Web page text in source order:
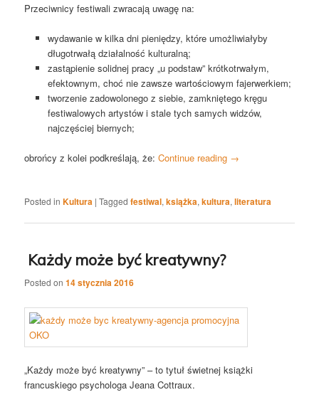
Przeciwnicy festiwali zwracają uwagę na:
wydawanie w kilka dni pieniędzy, które umożliwiałyby
długotrwałą działalność kulturalną;
zastąpienie solidnej pracy „u podstaw” krótkotrwałym,
efektownym, choć nie zawsze wartościowym fajerwerkiem;
tworzenie zadowolonego z siebie, zamkniętego kręgu
festiwalowych artystów i stale tych samych widzów,
najczęściej biernych;
obrońcy z kolei podkreślają, że:Continue reading →
Posted in Kultura |Tagged festiwal,książka,kultura,literatura
Każdy może być kreatywny?
Posted on14 stycznia 2016
„Każdy może być kreatywny” – to tytuł świetnej książki
francuskiego psychologa Jeana Cottraux.